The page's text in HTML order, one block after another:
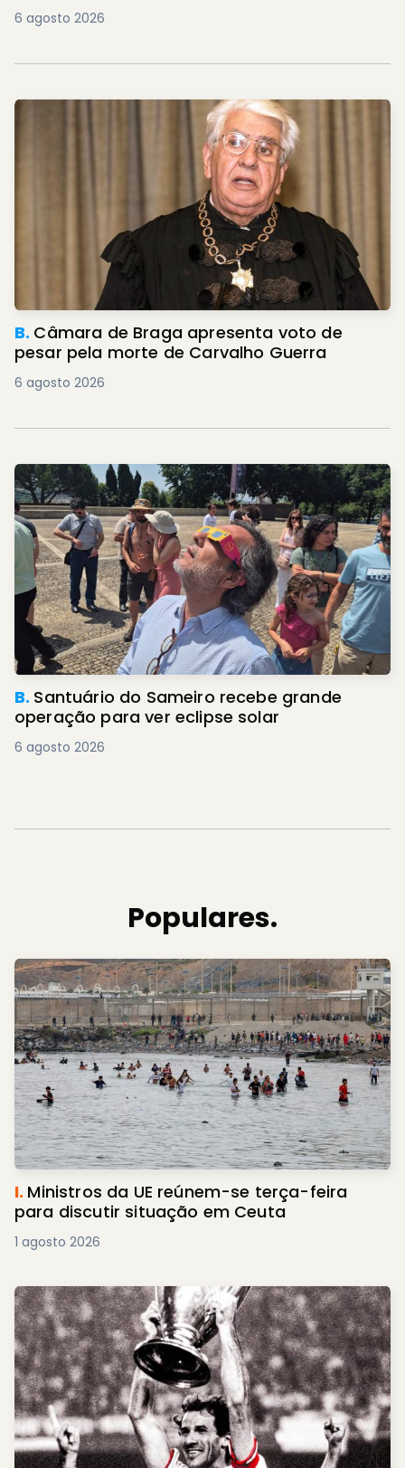
6 agosto 2026
B. Câmara de Braga apresenta voto de
pesar pela morte de Carvalho Guerra
6 agosto 2026
B. Santuário do Sameiro recebe grande
operação para ver eclipse solar
6 agosto 2026
Populares.
I. Ministros da UE reúnem-se terça-feira
para discutir situação em Ceuta
1 agosto 2026